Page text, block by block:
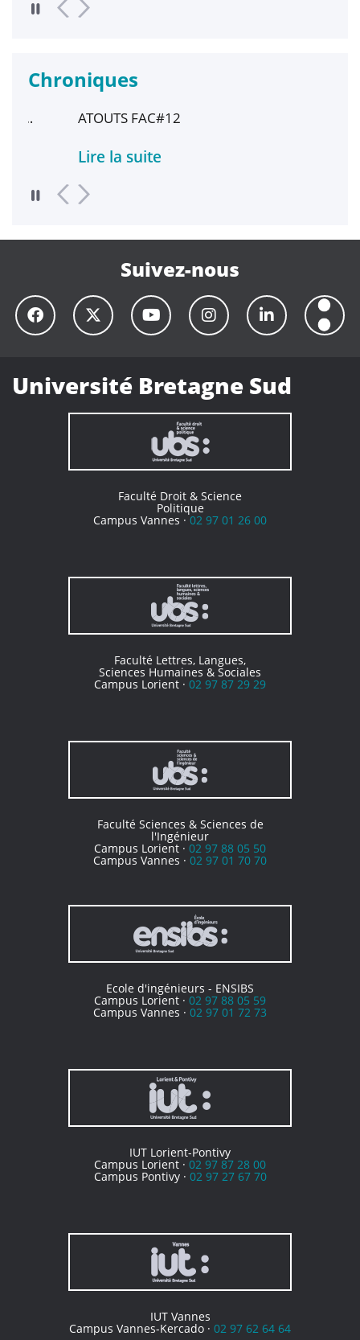
Chroniques
ATOUTS FAC#12
Lire la suite
Suivez-nous
Université Bretagne Sud
Faculté Droit & Science
Politique
Campus Vannes · 02 97 01 26 00
Faculté Lettres, Langues,
Sciences Humaines & Sociales
Campus Lorient · 02 97 87 29 29
Faculté Sciences & Sciences de
l'Ingénieur
Campus Lorient · 02 97 88 05 50
Campus Vannes · 02 97 01 70 70
Ecole d'ingénieurs - ENSIBS
Campus Lorient · 02 97 88 05 59
Campus Vannes · 02 97 01 72 73
IUT Lorient-Pontivy
Campus Lorient · 02 97 87 28 00
Campus Pontivy · 02 97 27 67 70
IUT Vannes
Campus Vannes-Kercado · 02 97 62 64 64